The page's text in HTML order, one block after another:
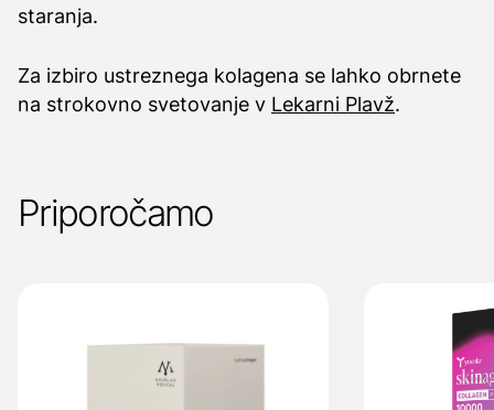
staranja.
Za izbiro ustreznega kolagena se lahko obrnete
na strokovno svetovanje v Lekarni Plavž.
Priporočamo